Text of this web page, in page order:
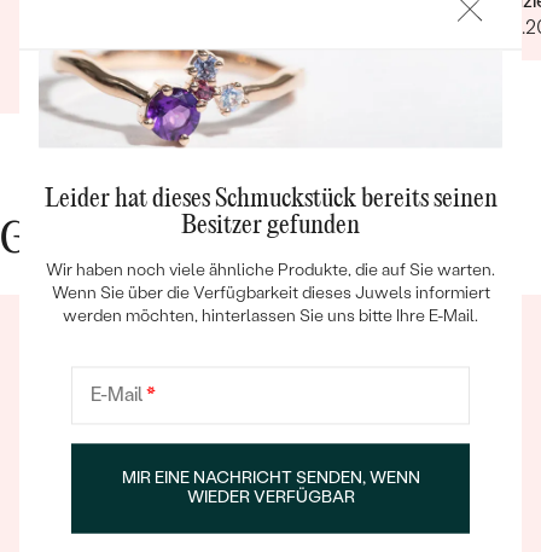
Bestseller
hinsichtlich der kompletten Abwicklung. Die
Hochzeit rundum gelungen, das Brautpaar
glücklich. Vielen lieben Dank auch noch Mal an
dieser Stelle.
Verifizierter Kunde
18.12.2022
Ganze Bewertung anzeigen
Gute Gründe für Eppi
Ein Eppi-sches Erlebnis
Leider hat dieses Schmuckstück bereits seinen
Besitzer gefunden
Wir haben noch viele ähnliche Produkte, die auf Sie warten.
Wenn Sie über die Verfügbarkeit dieses Juwels informiert
werden möchten, hinterlassen Sie uns bitte Ihre E-Mail.
E-Mail*
MIR EINE NACHRICHT SENDEN, WENN
WIEDER VERFÜGBAR